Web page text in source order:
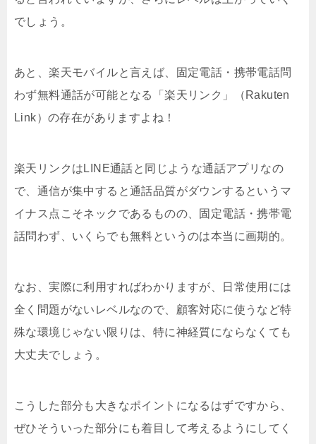
でしょう。
あと、楽天モバイルと言えば、固定電話・携帯電話問
わず無料通話が可能となる「楽天リンク」（Rakuten
Link）の存在がありますよね！
楽天リンクはLINE通話と同じような通話アプリなの
で、通信が集中すると通話品質がダウンするというマ
イナス点こそネックであるものの、固定電話・携帯電
話問わず、いくらでも無料というのは本当に画期的。
なお、実際に利用すればわかりますが、日常使用には
全く問題がないレベルなので、顧客対応に使うなど特
殊な環境じゃない限りは、特に神経質にならなくても
大丈夫でしょう。
こうした部分も大きなポイントになるはずですから、
ぜひそういった部分にも着目して考えるようにしてく